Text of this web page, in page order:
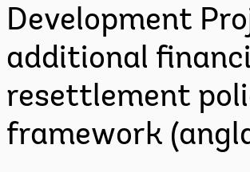
Development
additional
resettlement
framework